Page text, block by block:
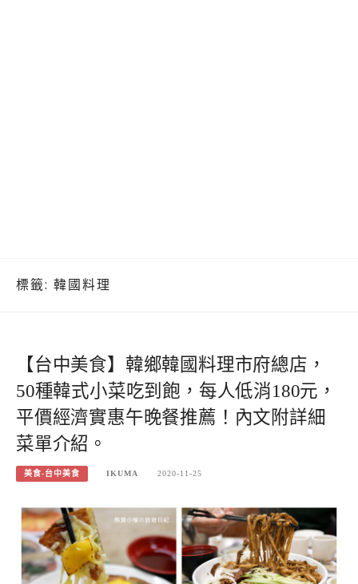
標籤: 韓國料理
【台中美食】韓鄉韓國料理市府總店，
50種韓式小菜吃到飽，每人低消180元，
平價經濟實惠午晚餐推薦！內文附詳細
菜單介紹。
美食-台中美食 IKUMA 2020-11-25